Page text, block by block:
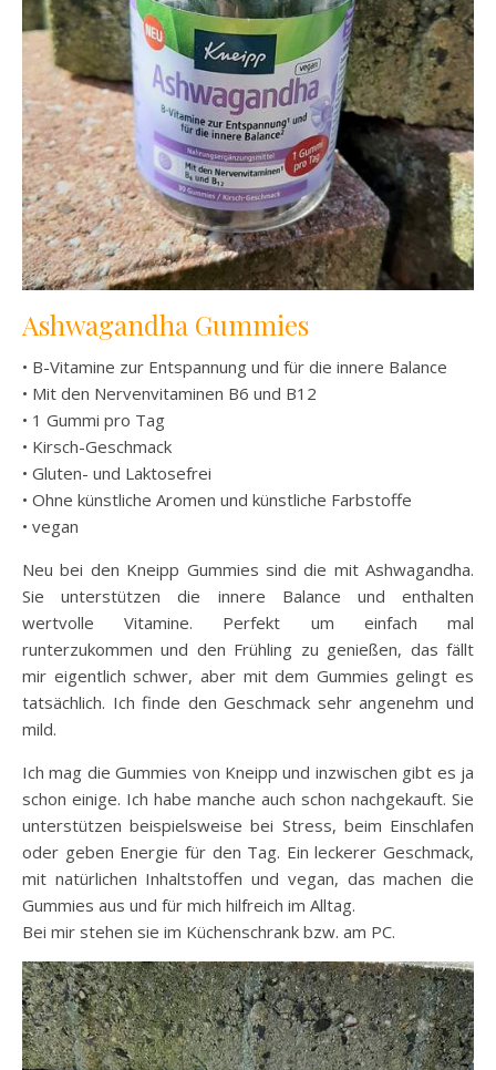
Ashwagandha Gummies
• B-Vitamine zur Entspannung und für die innere Balance
• Mit den Nervenvitaminen B6 und B12
• 1 Gummi pro Tag
• Kirsch-Geschmack
• Gluten- und Laktosefrei
• Ohne künstliche Aromen und künstliche Farbstoffe
• vegan
Neu bei den Kneipp Gummies sind die mit Ashwagandha.
Sie unterstützen die innere Balance und enthalten
wertvolle Vitamine. Perfekt um einfach mal
runterzukommen und den Frühling zu genießen, das fällt
mir eigentlich schwer, aber mit dem Gummies gelingt es
tatsächlich. Ich finde den Geschmack sehr angenehm und
mild.
Ich mag die Gummies von Kneipp und inzwischen gibt es ja
schon einige. Ich habe manche auch schon nachgekauft. Sie
unterstützen beispielsweise bei Stress, beim Einschlafen
oder geben Energie für den Tag. Ein leckerer Geschmack,
mit natürlichen Inhaltstoffen und vegan, das machen die
Gummies aus und für mich hilfreich im Alltag.
Bei mir stehen sie im Küchenschrank bzw. am PC.